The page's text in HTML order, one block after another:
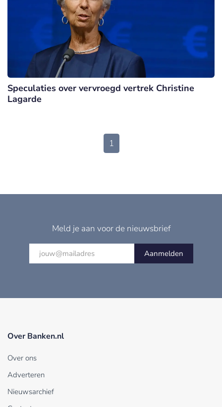
Speculaties over vervroegd vertrek Christine
Lagarde
1
Meld je aan voor de nieuwsbrief
Aanmelden
Over Banken.nl
Over ons
Adverteren
Nieuwsarchief